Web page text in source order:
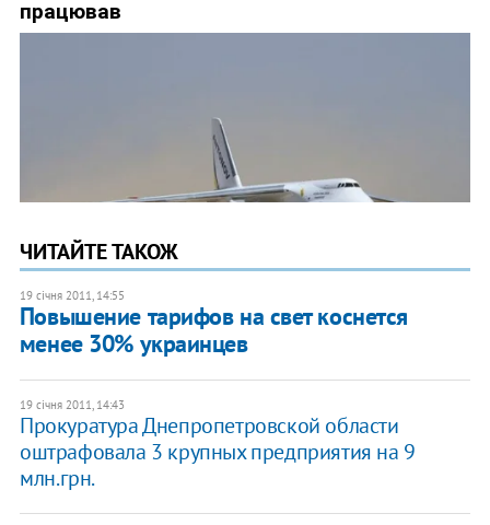
ЧИТАЙТЕ ТАКОЖ
19 січня 2011, 14:55
Повышение тарифов на свет коснется
менее 30% украинцев
19 січня 2011, 14:43
Прокуратура Днепропетровской области
оштрафовала 3 крупных предприятия на 9
млн.грн.